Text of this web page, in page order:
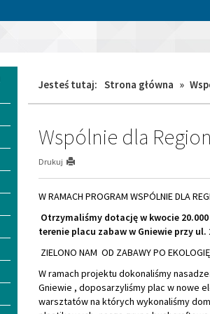
Jesteś tutaj: Strona główna »
Wspólnie dla
Drukuj
W RAMACH PROGRAM WSPÓLNIE DLA
Otrzymaliśmy dotację w kwocie
terenie placu zabaw w Gniewie przy
ZIELONO NAM OD ZABAWY PO EKOLOGIĘ
W ramach projektu dokonaliśmy
Gniewie , doposarzyliśmy plac w nowe
warsztatów na których wykonaliśmy